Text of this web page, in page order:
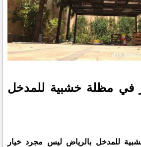
في مظلة خشبية للمدخل
للمدخل بالرياض ليس مجرد خيار